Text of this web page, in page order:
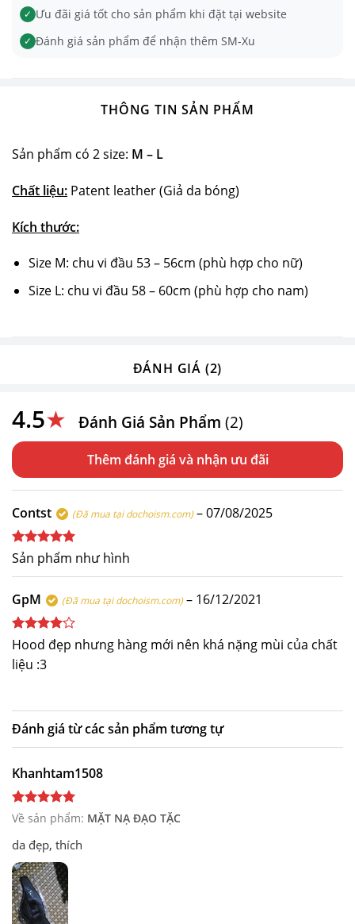
✓ Ưu đãi giá tốt cho sản phẩm khi đặt tại website
✓ Đánh giá sản phẩm để nhận thêm SM-Xu
THÔNG TIN SẢN PHẨM
Sản phẩm có 2 size: M – L
Chất liệu: Patent leather (Giả da bóng)
Kích thước:
Size M: chu vi đầu 53 – 56cm (phù hợp cho nữ)
Size L: chu vi đầu 58 – 60cm (phù hợp cho nam)
ĐÁNH GIÁ (2)
4.5★ Đánh Giá Sản Phẩm (2)
Thêm đánh giá
Contst (Đã mua tại dochoism.com) –07/08/2025
Được xếp
hạng
sao
Sản phẩm như hình
GpM (Đã mua tại dochoism.com) – 16/12/2021
Được
xếp hạng
45 sao
Hood đẹp nhưng hàng mới nên khá nặng mùi của chất
liệu :3
Đánh giá từ các sản phẩm tương tự
Khanhtam1508
Về sản phẩm: MẶT NẠ ĐẠO TẶC
da đẹp, thích